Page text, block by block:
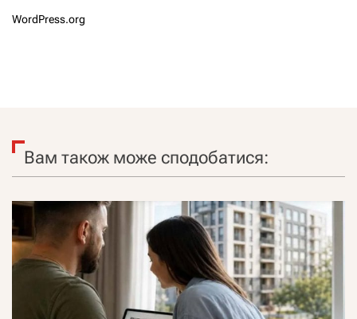
WordPress.org
Вам також може сподобатися: